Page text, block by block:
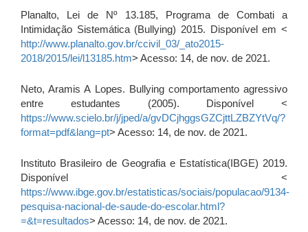
Planalto, Lei de Nº 13.185, Programa de Combati a
Intimidação Sistemática (Bullying) 2015. Disponível em <
http://www.planalto.gov.br/ccivil_03/_ato2015-
2018/2015/lei/l13185.htm> Acesso: 14, de nov. de 2021.
Neto, Aramis A Lopes. Bullying comportamento agressivo
entre estudantes (2005). Disponível <
https://www.scielo.br/j/jped/a/gvDCjhggsGZCjttLZBZYtVq/?
format=pdf&lang=pt> Acesso: 14, de nov. de 2021.
Instituto Brasileiro de Geografia e Estatística(IBGE) 2019.
Disponível <
https://www.ibge.gov.br/estatisticas/sociais/populacao/9134-
pesquisa-nacional-de-saude-do-escolar.html?
=&t=resultados> Acesso: 14, de nov. de 2021.